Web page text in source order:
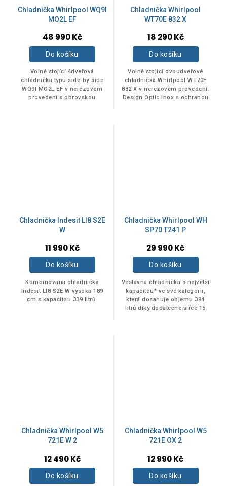
Chladnička Whirlpool WQ9I
MO2L EF
48 990 Kč
Do košíku
Volně stojící 4dveřová
chladnička typu side-by-side
WQ9I MO2L EF v nerezovém
provedení s obrovskou
Chladnička Whirlpool
WT70E 832 X
18 290 Kč
Do košíku
Volně stojící dvoudveřové
chladnička Whirlpool WT70E
832 X v nerezovém provedení.
Design Optic Inox s ochranou
Chladnička Indesit LI8 S2E
W
11 990 Kč
Do košíku
Kombinovaná chladnička
Indesit LI8 S2E W vysoká 189
cm s kapacitou 339 litrů.
Chladnička Whirlpool WH
SP70 T241 P
29 990 Kč
Do košíku
Vestavná chladnička s největší
kapacitou* ve své kategorii,
která dosahuje objemu 394
litrů díky dodatečné šířce 15
Chladnička Whirlpool W5
721E W 2
12 490 Kč
Do košíku
Chladnička Whirlpool W5
721E OX 2
12 990 Kč
Do košíku